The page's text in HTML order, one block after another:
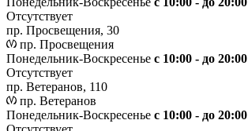
Отсутствует
пр. Просвещения, 30
пр. Просвещения
Понедельник-Воскресенье c 10:00 - до 20:00
Отсутствует
пр. Ветеранов, 110
пр. Ветеранов
Понедельник-Воскресенье с 10:00 - до 20:00